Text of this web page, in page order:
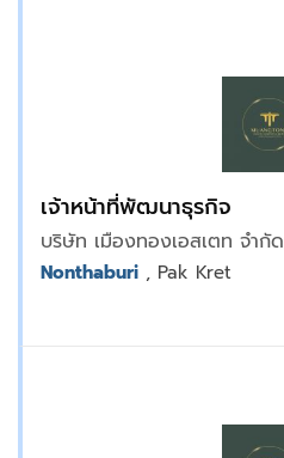
เจ้าหน้าที่พัฒนาธุรกิจ
บริษัท เมืองทองเอสเตท จำกัด
Nonthaburi , Pak Kret